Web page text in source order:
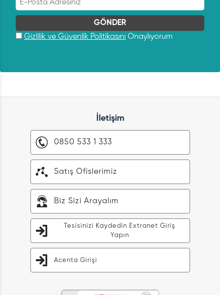
Gizlilik ve Güvenlik Politikasını Onaylıyorum
İletişim
0850 533 1 333
Satış Ofislerimiz
Biz Sizi Arayalım
Tesisinizi Kaydedin Extranet Giriş
Yapın
Acenta Girişi